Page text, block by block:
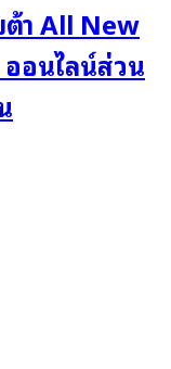
ต้า All New
อนไลน์ส่วน